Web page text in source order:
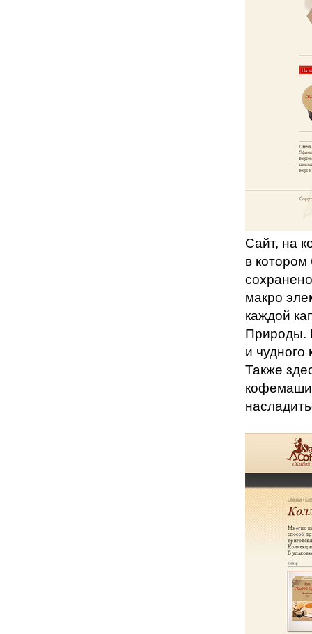
Сайт, на
в котором
макро
каждой
Природы.
и чудного
Также